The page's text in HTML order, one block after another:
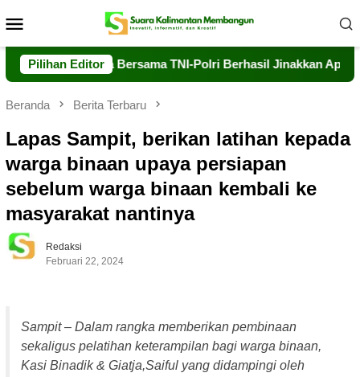
ke
Mobile
Pilihan EditorBersama TNI-Polri Berhasil Jinakkan Api di Timpah
Beranda Berita Terbaru
Lapas Sampit, berikan latihan kepada
warga binaan upaya persiapan
sebelum warga binaan kembali ke
masyarakat nantinya
Redaksi
Februari 22, 2024
Sampit – Dalam rangka memberikan pembinaan
sekaligus pelatihan keterampilan bagi warga binaan,
Kasi Binadik & Giatja,Saiful yang didampingi oleh